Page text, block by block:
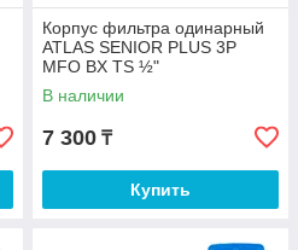
Корпус фильтра одинарный
ATLAS SENIOR PLUS 3P
MFO BX TS ½"
В наличии
7 300 ₸
Купить